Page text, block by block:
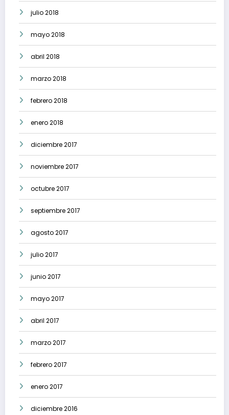
julio 2018
mayo 2018
abril 2018
marzo 2018
febrero 2018
enero 2018
diciembre 2017
noviembre 2017
octubre 2017
septiembre 2017
agosto 2017
julio 2017
junio 2017
mayo 2017
abril 2017
marzo 2017
febrero 2017
enero 2017
diciembre 2016